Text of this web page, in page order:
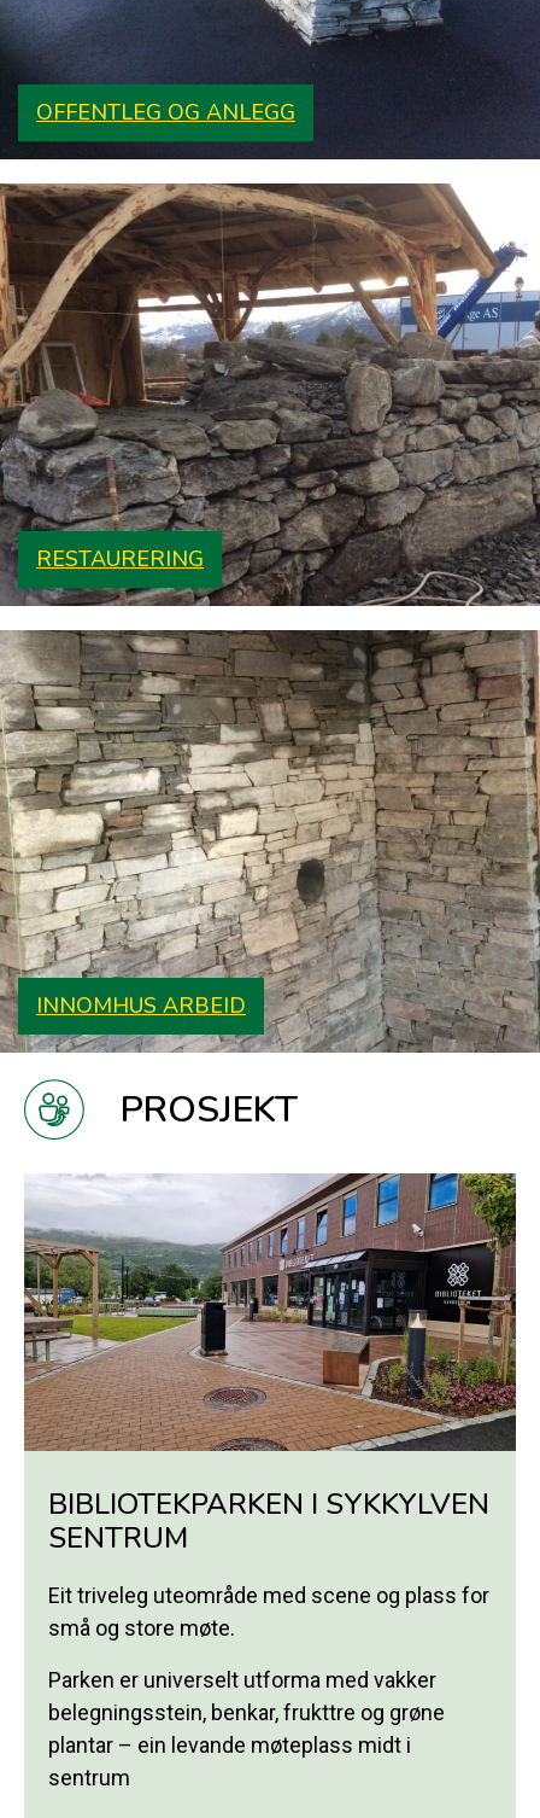
OFFENTLEG OG ANLEGG
RESTAURERING
INNOMHUS ARBEID
PROSJEKT
BIBLIOTEKPARKEN I SYKKYLVEN
SENTRUM
Eit triveleg uteområde med scene og plass for
små og store møte.
Parken er universelt utforma med vakker
belegningsstein, benkar, frukttre og grøne
plantar – ein levande møteplass midt i
sentrum